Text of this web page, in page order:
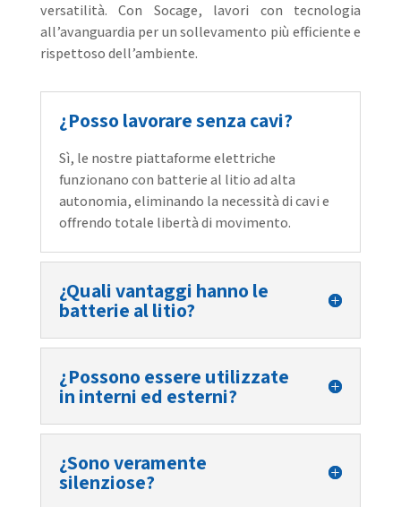
versatilità. Con Socage, lavori con tecnologia
all’avanguardia per un sollevamento più efficiente e
rispettoso dell’ambiente.
¿Posso lavorare senza cavi?
Sì, le nostre piattaforme elettriche
funzionano con batterie al litio ad alta
autonomia, eliminando la necessità di cavi e
offrendo totale libertà di movimento.
¿Quali vantaggi hanno le
batterie al litio?
¿Possono essere utilizzate
in interni ed esterni?
¿Sono veramente
silenziose?